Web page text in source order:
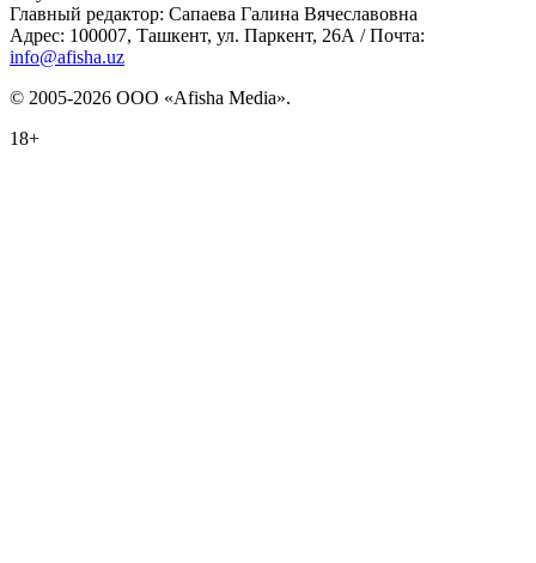
Главный редактор: Сапаева Галина Вячеславовна
Адрес: 100007, Ташкент, ул. Паркент, 26А / Почта:
info@afisha.uz
© 2005-2026 ООО «Afisha Media».
18+